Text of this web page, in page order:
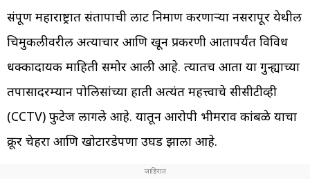
संपूर्ण महाराष्ट्रात संतापाची लाट निर्माण करणाऱ्या नसरापूर येथील
चिमुकलीवरील अत्याचार आणि खून प्रकरणी आतापर्यंत विविध
धक्कादायक माहिती समोर आली आहे. त्यातच आता या गुन्ह्याच्या
तपासादरम्यान पोलिसांच्या हाती अत्यंत महत्त्वाचे सीसीटीव्ही
(CCTV) फुटेज लागले आहे. यातून आरोपी भीमराव कांबळे याचा
क्रूर चेहरा आणि खोटारडेपणा उघड झाला आहे.